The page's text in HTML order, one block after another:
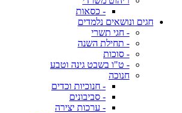
- כסאות
חגים ונושאים נלמדים
- חגי תשרי
- תחילת השנה
- סוכות
- ט"ו בשבט גינה וטבע
חנוכה
- חנוכיות וכדים
- סביבונים
- ערכות יצירה